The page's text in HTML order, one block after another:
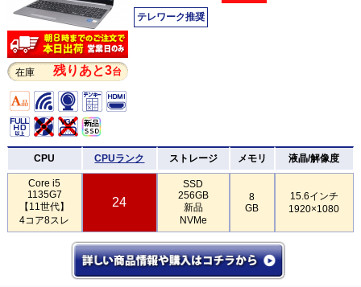
在庫 残りあと3台
テレワーク推奨
CPU CPUランク ストレージ メモリ 液晶/解像度
Core i5
1135G7
【11世代】
4コア8スレ
24
SSD
256GB
新品
NVMe
8
GB
15.6インチ
1920×1080